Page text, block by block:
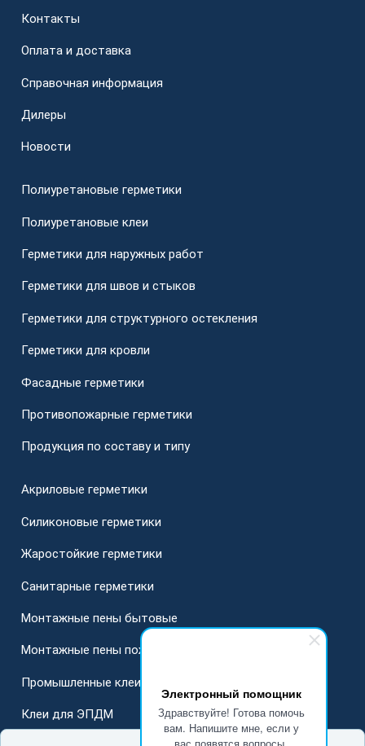
Электронный помощник
Здравствуйте! Готова помочь
вам. Напишите мне, если у
Контакты
Оплата и доставка
Справочная информация
Дилеры
Новости
Полиуретановые герметики
Полиуретановые клеи
Герметики для наружных работ
Герметики для швов и стыков
Герметики для структурного остекления
Герметики для кровли
Фасадные герметики
Противопожарные герметики
Продукция по составу и типу
Акриловые герметики
Силиконовые герметики
Жаростойкие герметики
Санитарные герметики
Монтажные пены бытовые
Монтажные пены пожарные
Промышленные клеи
Клеи для ЭПДМ